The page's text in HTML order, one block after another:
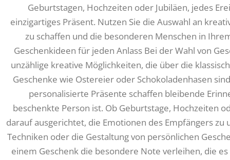
Geburtstagen, Hochzeiten oder Jubiläen, jedes
einzigartiges Präsent. Nutzen Sie die Auswahl an
zu schaffen und die besonderen Menschen in
Geschenkideen für jeden Anlass Bei der Wahl von
unzählige kreative Möglichkeiten, die über die
Geschenke wie Ostereier oder Schokoladenhasen
personalisierte Präsente schaffen bleibende
beschenkte Person ist. Ob Geburtstage, Hochzeiten
darauf ausgerichtet, die Emotionen des Empfängers
Techniken oder die Gestaltung von persönlichen
einem Geschenk die besondere Note verleihen, die